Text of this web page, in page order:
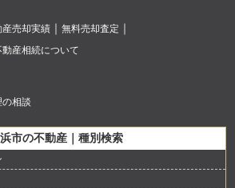
産売却実績
無料売却査定
動産相続について
相談
市の不動産｜種別検索